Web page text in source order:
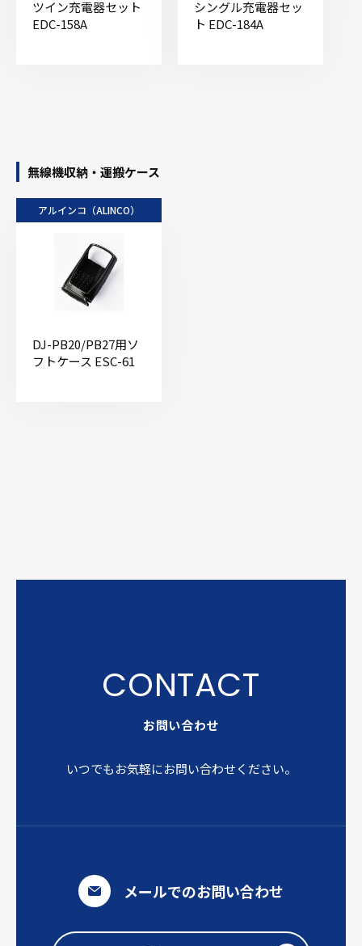
ツイン充電器セット
EDC-158A
シングル充電器セッ
ト EDC-184A
無線機収納・運搬ケース
アルインコ（ALINCO）
DJ-PB20/PB27用ソ
フトケース ESC-61
お問い合わせ
いつでもお気軽にお問い合わせください。
メールでのお問い合わせ